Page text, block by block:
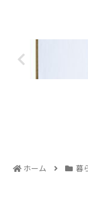
ホーム 暮